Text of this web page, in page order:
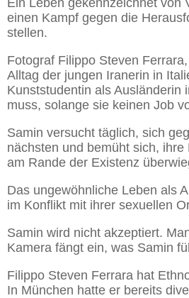
einen Kampf gegen die
stellen.
Fotograf Filippo Steven
Alltag der jungen Iranerin in
Kunststudentin als Ausländerin
muss, solange sie keinen Job
Samin versucht täglich, sich
nächsten und bemüht sich,
am Rande der Existenz
Das ungewöhnliche Leben als
im Konflikt mit ihrer sexuellen
Samin wird nicht akzeptiert.
Kamera fängt ein, was Samin
Filippo Steven Ferrara hat
In München hatte er bereits